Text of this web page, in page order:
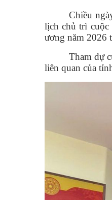
Chiều
lịch chủ trì cuộc
ương năm 2026
Tham dự
liên quan của